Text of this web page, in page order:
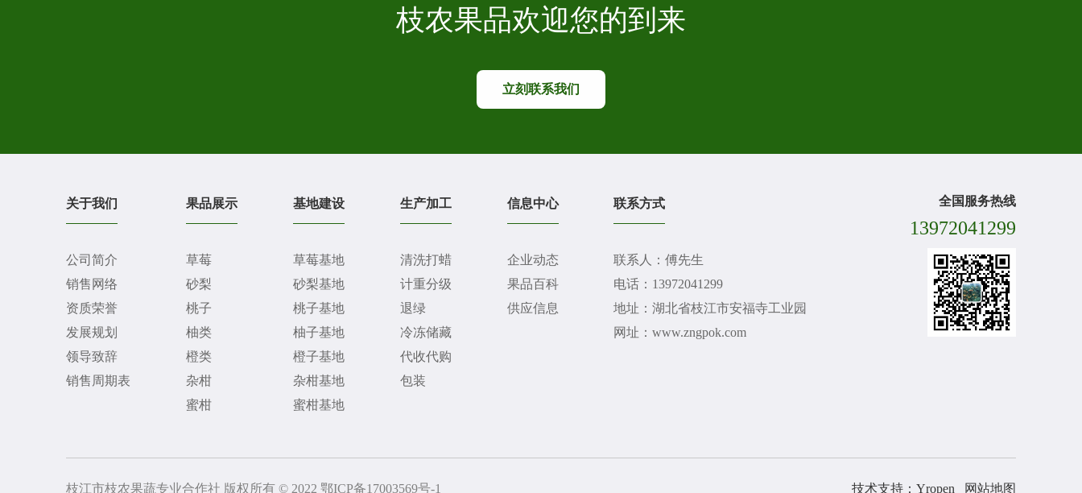
枝农果品欢迎您的到来
立刻联系我们
关于我们
公司简介
销售网络
资质荣誉
发展规划
领导致辞
销售周期表
果品展示
草莓
砂梨
桃子
柚类
橙类
杂柑
蜜柑
基地建设
草莓基地
砂梨基地
桃子基地
柚子基地
橙子基地
杂柑基地
蜜柑基地
生产加工
清洗打蜡
计重分级
退绿
冷冻储藏
代收代购
包装
信息中心
企业动态
果品百科
供应信息
联系方式
联系人：傅先生
电话：13972041299
地址：湖北省枝江市安福寺工业园
网址：www.zngpok.com
全国服务热线
13972041299
枝江市枝农果蔬专业合作社 版权所有 © 2022 鄂ICP备17003569号-1 技术支持：Yropen 网站地图